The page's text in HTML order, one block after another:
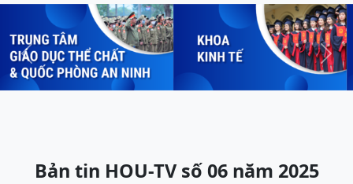
Previous Next
Bản tin HOU-TV số 06 năm 2025